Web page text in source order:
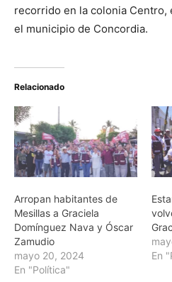
recorrido en la colonia Centro,
el municipio de Concordia.
Relacionado
Arropan habitantes de
Mesillas a Graciela
Domínguez Nava y Óscar
Zamudio
mayo 20, 2024
En "Política"
En